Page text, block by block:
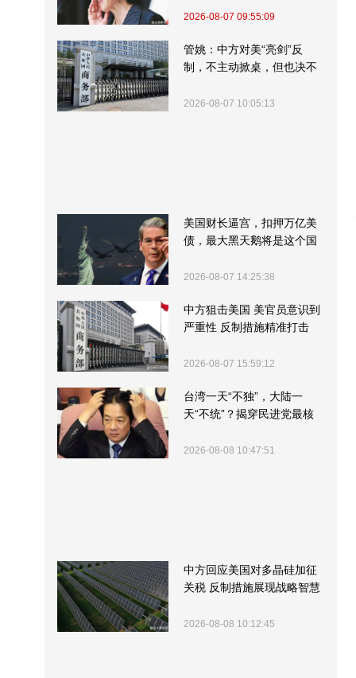
2026-08-07 09:55:09
管姚：中方对美“亮剑”反
制，不主动掀桌，但也决不
2026-08-07 10:05:13
美国财长逼宫，扣押万亿美
债，最大黑天鹅将是这个国
2026-08-07 14:25:38
中方狙击美国 美官员意识到
严重性 反制措施精准打击
2026-08-07 15:59:12
台湾一天“不独”，大陆一
天“不统”？揭穿民进党最核
2026-08-08 10:47:51
中方回应美国对多晶硅加征
关税 反制措施展现战略智慧
2026-08-08 10:12:45